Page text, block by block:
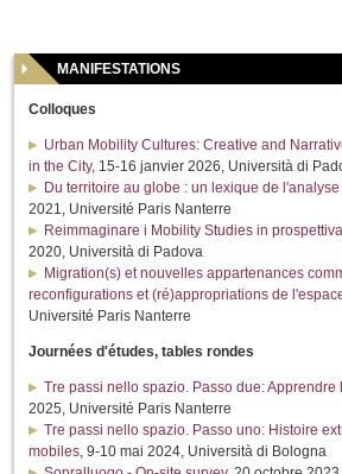
MANIFESTATIONS
Colloques
Urban Mobility Cultures: Creative and
in the City, 15-16 janvier 2026, Università di
Du territoire au globe : un lexique de
2021, Université Paris Nanterre
Reimmaginare i Mobility Studies in
2020, Università di Padova
Migration(s) et nouvelles appartenances
reconfigurations et (ré)appropriations de
Université Paris Nanterre
Journées d'études, tables rondes
Tre passi nello spazio. Passo due: Apprendre
2025, Université Paris Nanterre
Tre passi nello spazio. Passo uno: Histoire
mobiles, 9-10 mai 2024, Università di Bologna